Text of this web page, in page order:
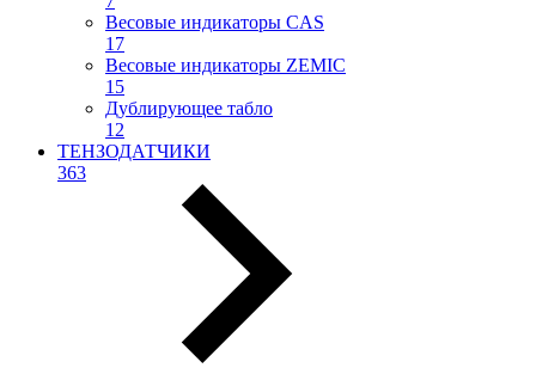
Весовые индикаторы CAS
17
Весовые индикаторы ZEMIC
15
Дублирующее табло
12
ТЕНЗОДАТЧИКИ
363